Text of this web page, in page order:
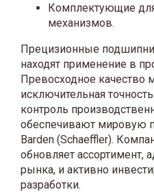
Комплектующие
механизмов.
Прецизионные
находят применение в
Превосходное качество
исключительная
контроль
обеспечивают мировую
Barden (Schaeffler).
обновляет ассортимент,
рынка, и активно
разработки.